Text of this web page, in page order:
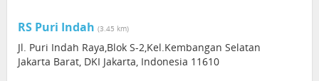
RS Puri Indah (3.45 km)
Jl. Puri Indah Raya,Blok S-2,Kel.Kembangan Selatan
Jakarta Barat, DKI Jakarta, Indonesia 11610